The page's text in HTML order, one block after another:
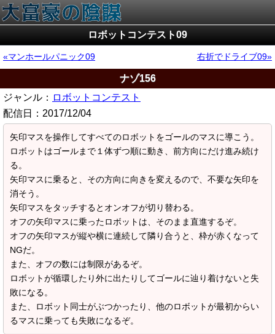
ロボットコンテスト09
マンホールパニック09 右折でドライブ09
ナゾ156
ジャンル： ロボットコンテスト
配信日： 2017/12/04
矢印マスを操作してすべてのロボットをゴールのマスに導こう。
ロボットはゴールまで１体ずつ順に動き、前方向にだけ進み続け
る。
矢印マスに乗ると、その方向に向きを変えるので、不要な矢印を
消そう。
矢印マスをタッチするとオンオフが切り替わる。
オフの矢印マスに乗ったロボットは、そのまま直進するぞ。
オフの矢印マスが縦や横に連続して隣り合うと、枠が赤くなって
NGだ。
また、オフの数には制限があるぞ。
ロボットが循環したり外に出たりしてゴールに辿り着けないと失
敗になる。
また、ロボット同士がぶつかったり、他のロボットが最初からい
るマスに乗っても失敗になるぞ。